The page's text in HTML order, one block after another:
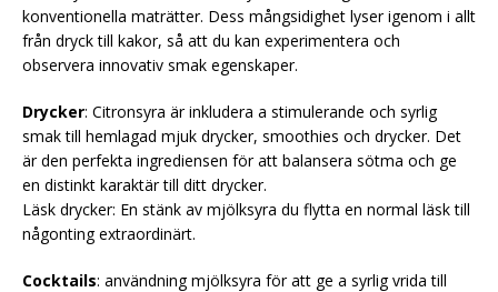
konventionella maträtter. Dess mångsidighet lyser igenom i allt
från dryck till kakor, så att du kan experimentera och
observera innovativ smak egenskaper.
Drycker: Citronsyra är inkludera a stimulerande och syrlig
smak till hemlagad mjuk drycker, smoothies och drycker. Det
är den perfekta ingrediensen för att balansera sötma och ge
en distinkt karaktär till ditt drycker.
Läsk drycker: En stänk av mjölksyra du flytta en normal läsk till
någonting extraordinärt.
Cocktails: användning mjölksyra för att ge a syrlig vrida till